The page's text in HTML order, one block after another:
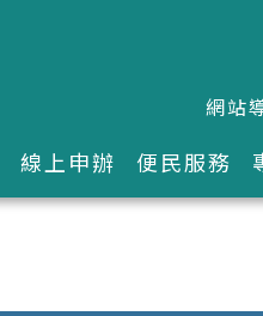
:::網站
線上申辦 便民服務